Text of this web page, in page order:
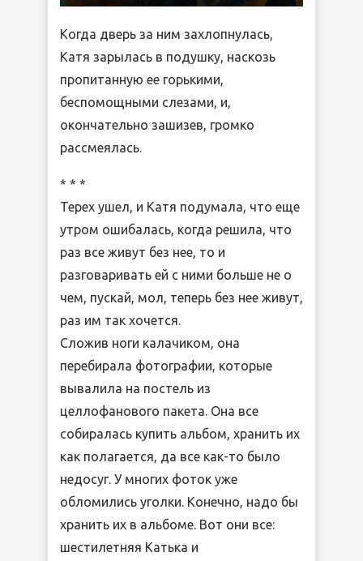
Когда дверь за ним захлопнулась,
Катя зарылась в подушку, наскозь
пропитанную ее горькими,
беспомощными слезами, и,
окончательно зашизев, громко
рассмеялась.
* * *
Терех ушел, и Катя подумала, что еще
утром ошибалась, когда решила, что
раз все живут без нее, то и
разговаривать ей с ними больше не о
чем, пускай, мол, теперь без нее живут,
раз им так хочется.
Сложив ноги калачиком, она
перебирала фотографии, которые
вывалила на постель из
целлофанового пакета. Она все
собиралась купить альбом, хранить их
как полагается, да все как-то было
недосуг. У многих фоток уже
обломились уголки. Конечно, надо бы
хранить их в альбоме. Вот они все:
шестилетняя Катька и